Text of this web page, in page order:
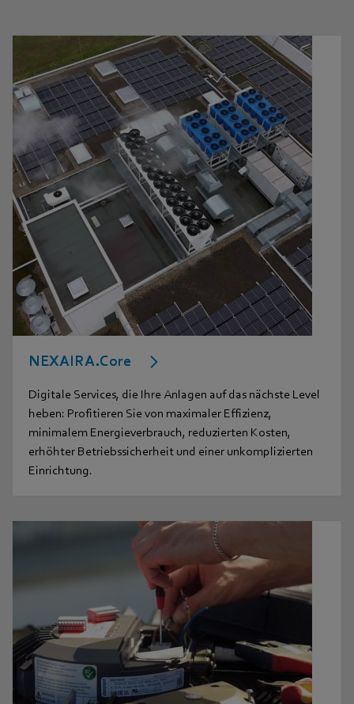
NEXAIRA.Core
Digitale Services, die Ihre Anlagen auf das nächste Level
heben: Profitieren Sie von maximaler Effizienz,
minimalem Energieverbrauch, reduzierten Kosten,
erhöhter Betriebssicherheit und einer unkomplizierten
Einrichtung.